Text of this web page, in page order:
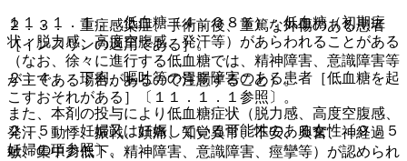
２．３． 重症感染症、手術前後、重篤な外傷のある患者
［インスリンの適用である］。
２．４． 下痢、嘔吐等の胃腸障害のある患者［低血糖を起
こすおそれがある］〔１１．１．１参照〕。
２．５． 妊婦又は妊娠している可能性のある女性〔９．５
妊婦の項参照〕。
１１．１．１． 低血糖（４．０８％）：低血糖（初期症
状：脱力感、高度空腹感、発汗等）があらわれることがある
（なお、徐々に進行する低血糖では、精神障害、意識障害等
が主である場合があるので注意すること）。
また、本剤の投与により低血糖症状（脱力感、高度空腹感、
発汗、動悸、振戦、頭痛、知覚異常、不安、興奮、神経過
敏、集中力低下、精神障害、意識障害、痙攣等）が認められ